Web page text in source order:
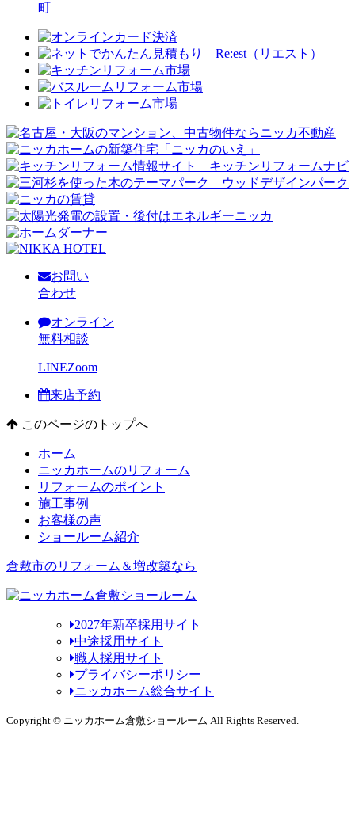
町
お問い
合わせ
オンライン
無料相談
LINEZoom
来店予約
このページのトップへ
ホーム
ニッカホームのリフォーム
リフォームのポイント
施工事例
お客様の声
ショールーム紹介
倉敷市のリフォーム＆増改築なら
2027年新卒採用サイト
中途採用サイト
職人採用サイト
プライバシーポリシー
ニッカホーム総合サイト
Copyright © ニッカホーム倉敷ショールーム All Rights Reserved.